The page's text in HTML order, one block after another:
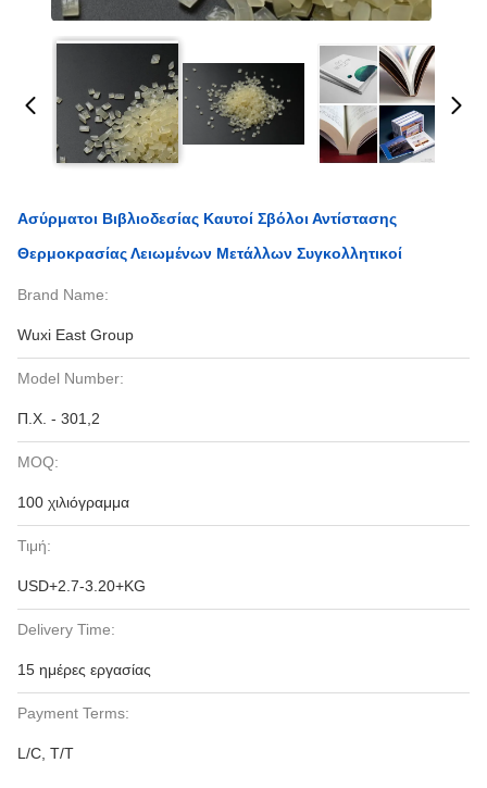
Ασύρματοι Βιβλιοδεσίας Καυτοί Σβόλοι Αντίστασης
Θερμοκρασίας Λειωμένων Μετάλλων Συγκολλητικοί
Brand Name:
Wuxi East Group
Model Number:
Π.Χ. - 301,2
MOQ:
100 χιλιόγραμμα
Τιμή:
USD+2.7-3.20+KG
Delivery Time:
15 ημέρες εργασίας
Payment Terms:
L/C, T/T